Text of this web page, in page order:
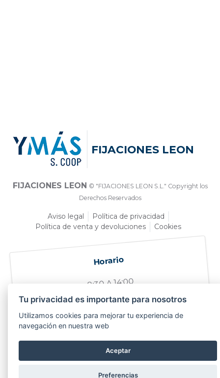
FIJACIONES LEON
FIJACIONES LEON © "FIJACIONES LEON S.L." Copyright los
Derechos Reservados
Aviso legal
Política de privacidad
Política de venta y devoluciones
Cookies
Horario
8:30 A 14:00
Sobre nosotros
Quiénes somos
Tiendas
Tu privacidad es importante para nosotros
Utilizamos cookies para mejorar tu experiencia de
navegación en nuestra web
Aceptar
Preferencias